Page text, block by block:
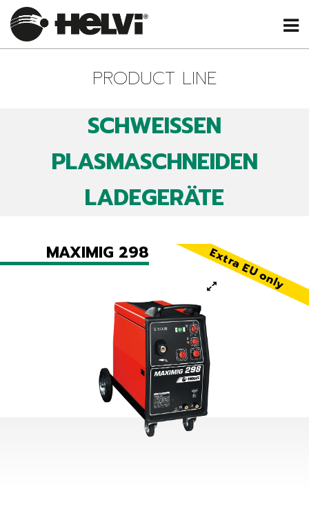
PRODUCT LINE
SCHWEISSEN
PLASMASCHNEIDEN
LADEGERÄTE
Extra EU only
MAXIMIG 298